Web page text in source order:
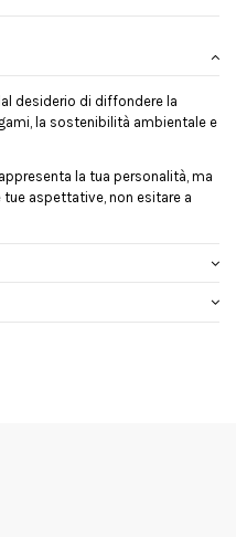
desiderio di diffondere la
la sostenibilità ambientale e
la tua personalità, ma
aspettative, non esitare a